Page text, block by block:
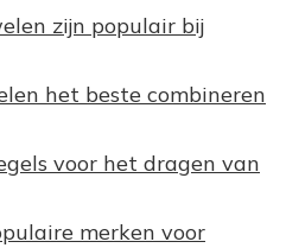
zijn populair bij
het beste combineren
voor het dragen van
merken voor